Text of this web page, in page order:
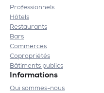
Professionnels
Hôtels
Restaurants
Bars
Commerces
Copropriétés
Bâtiments publics
Informations
Qui sommes-nous